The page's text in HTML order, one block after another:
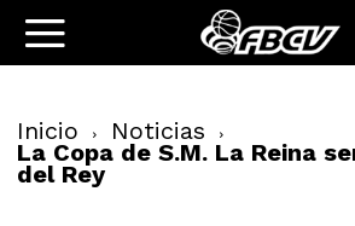
Inicio Noticias
La Copa de S.M. La Reina
del Rey